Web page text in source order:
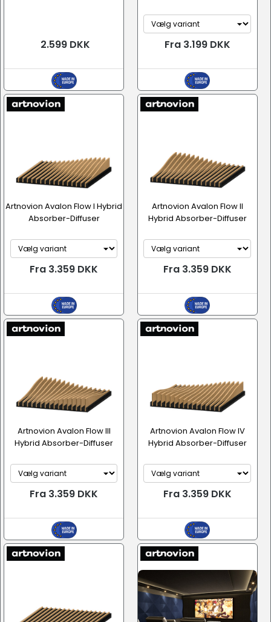
2.599 DKK Fra 3.199 DKK
Artnovion Avalon Flow I Hybrid
Absorber-Diffuser
Fra 3.359 DKK
Artnovion Avalon Flow II
Hybrid Absorber-Diffuser
Fra 3.359 DKK
Artnovion Avalon Flow III
Hybrid Absorber-Diffuser
Fra 3.359 DKK
Artnovion Avalon Flow IV
Hybrid Absorber-Diffuser
Fra 3.359 DKK